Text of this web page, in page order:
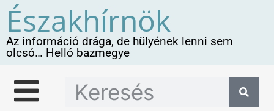
Északhírnök
Az információ drága, de hülyének lenni sem
olcsó… Helló bazmegye